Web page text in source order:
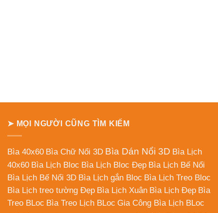
➤ MỌI NGƯỜI CŨNG TÌM KIẾM
Bìa 40x60 Bìa Chữ Nổi 3D Bìa Dán Nổi 3D Bìa Lịch
40x60 Bìa Lịch Bloc Bìa Lịch Bloc Đẹp Bìa Lịch Bế Nổi
Bìa Lịch Bế Nổi 3D Bìa Lịch gắn Bloc Bìa Lịch Treo Bloc
Bìa Lịch treo tường Đẹp Bìa Lịch Xuân Bìa Lịch Đẹp Bìa
Treo BLoc Bìa Treo Lịch BLoc Gia Công Bìa Lịch BLoc